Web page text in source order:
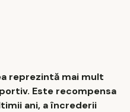
reprezintă mai mult
Este recompensa
ani, a încrederii